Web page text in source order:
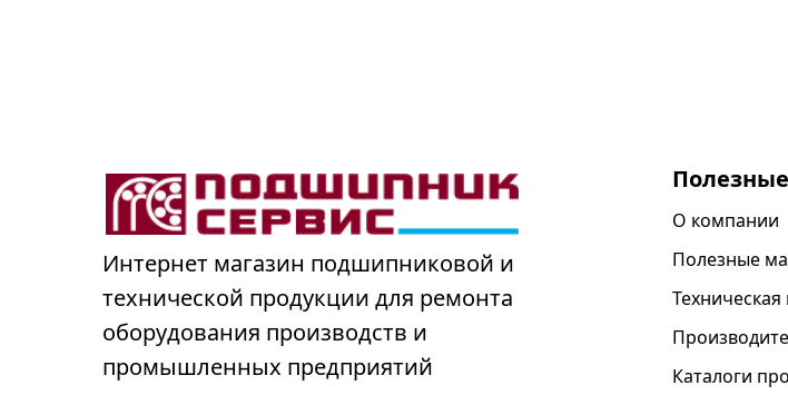
Интернет магазин подшипниковой и
технической продукции для ремонта
оборудования производств и
промышленных предприятий
О компании
Полезные
Каталоги